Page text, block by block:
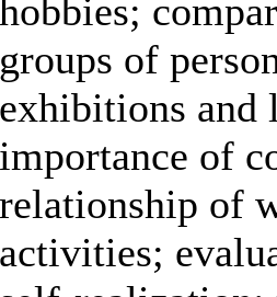
hobbies;
groups of
exhibitions and
importance of
relationship of
activities;